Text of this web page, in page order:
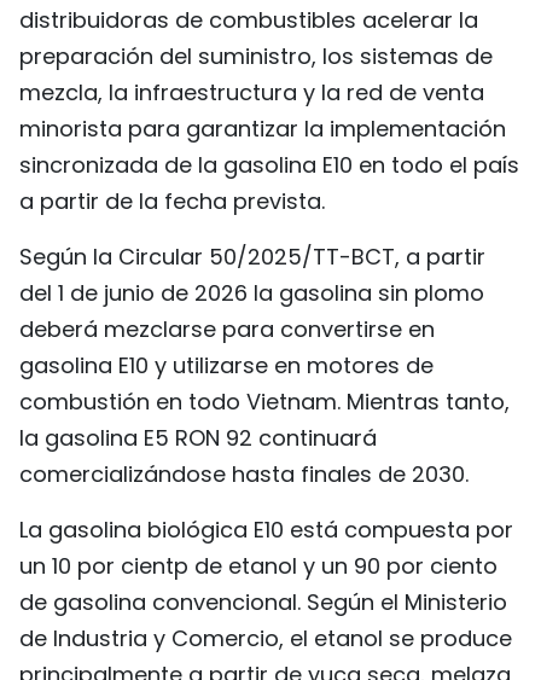
distribuidoras de combustibles acelerar la
preparación del suministro, los sistemas de
mezcla, la infraestructura y la red de venta
minorista para garantizar la implementación
sincronizada de la gasolina E10 en todo el país
a partir de la fecha prevista.
Según la Circular 50/2025/TT-BCT, a partir
del 1 de junio de 2026 la gasolina sin plomo
deberá mezclarse para convertirse en
gasolina E10 y utilizarse en motores de
combustión en todo Vietnam. Mientras tanto,
la gasolina E5 RON 92 continuará
comercializándose hasta finales de 2030.
La gasolina biológica E10 está compuesta por
un 10 por cientp de etanol y un 90 por ciento
de gasolina convencional. Según el Ministerio
de Industria y Comercio, el etanol se produce